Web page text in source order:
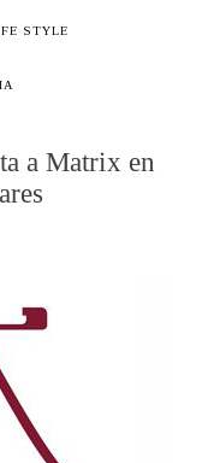
STYLE
a Matrix en